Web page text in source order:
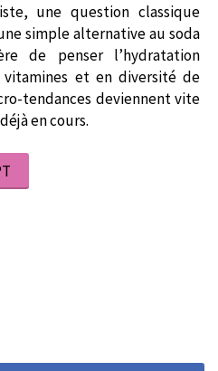
une question classique
simple alternative au soda
de penser l’hydratation
et en diversité de
tendances deviennent vite
en cours.